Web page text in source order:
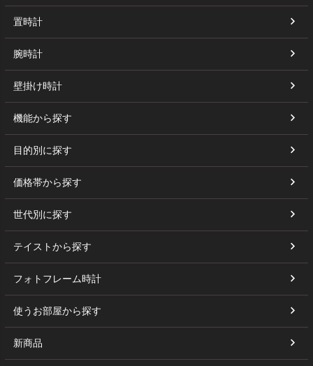
置時計
腕時計
壁掛け時計
機能から探す
目的別に探す
価格帯から探す
世代別に探す
テイストから探す
フォトフレーム時計
使うお部屋から探す
新商品